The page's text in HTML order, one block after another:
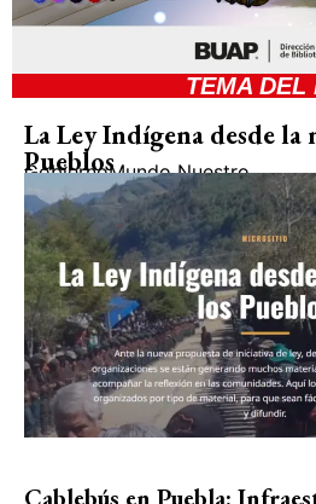
TEMA DEL
La Ley Indígena desde la
Pueblos
GobiernoMundo Nuestro